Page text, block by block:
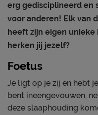
erg gedisciplineerd en
voor anderen! Elk van
heeft zijn eigen
herken jij jezelf?
Foetus
Je ligt op je zij en hebt
bent ineengevouwen,
deze slaaphouding